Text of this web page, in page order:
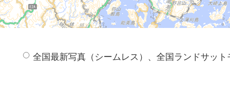
全国最新写真（シームレス）、全国ランドサッ